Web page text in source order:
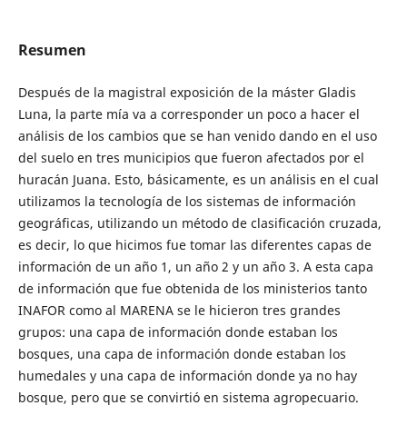
Resumen
Después de la magistral exposición de la máster Gladis
Luna, la parte mía va a corresponder un poco a hacer el
análisis de los cambios que se han venido dando en el uso
del suelo en tres municipios que fueron afectados por el
huracán Juana. Esto, básicamente, es un análisis en el cual
utilizamos la tecnología de los sistemas de información
geográficas, utilizando un método de clasificación cruzada,
es decir, lo que hicimos fue tomar las diferentes capas de
información de un año 1, un año 2 y un año 3. A esta capa
de información que fue obtenida de los ministerios tanto
INAFOR como al MARENA se le hicieron tres grandes
grupos: una capa de información donde estaban los
bosques, una capa de información donde estaban los
humedales y una capa de información donde ya no hay
bosque, pero que se convirtió en sistema agropecuario.